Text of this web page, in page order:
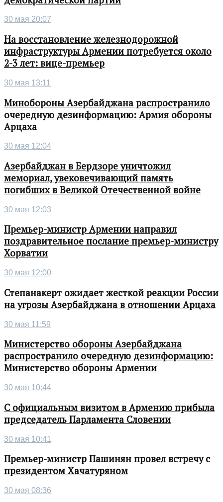
30 мая 20:07
На восстановление железнодорожной
инфраструктуры Армении потребуется около
2-3 лет: вице-премьер
30 мая 13:11
Минобороны Азербайджана распространило
очередную дезинформацию: Армия обороны
Арцаха
30 мая 12:04
Азербайджан в Бердзоре уничтожил
мемориал, увековечивающий память
погибших в Великой Отечественной войне
30 мая 12:03
Премьер-министр Армении направил
поздравительное послание премьер-министру
Хорватии
30 мая 12:00
Степанакерт ожидает жесткой реакции России
на угрозы Азербайджана в отношении Арцаха
30 мая 11:59
Министерство обороны Азербайджана
распространило очередную дезинформацию:
Министерство обороны Армении
30 мая 10:44
С официальным визитом в Армению прибыла
председатель Парламента Словении
30 мая 10:41
Премьер-министр Пашинян провел встречу с
президентом Хачатуряном
30 мая 08:36